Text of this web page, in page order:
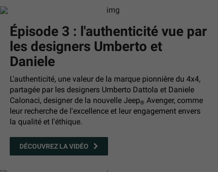
Épisode 3 : l'authenticité vue par
les designers Umberto et
Daniele
L'authenticité, une valeur de la marque pionnière du 4x4,
partagée par les designers Umberto Dattola et Daniele
Calonaci, designer de la nouvelle Jeep® Avenger, comme
leur recherche de l'excellence et leur engagement envers
la qualité et l'éthique.
DÉCOUVREZ LA VIDÉO